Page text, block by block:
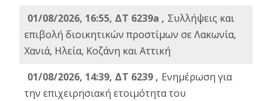
01/08/2026, 16:55, ΔΤ 6239a , Συλλήψεις και
επιβολή διοικητικών προστίμων σε Λακωνία,
Χανιά, Ηλεία, Κοζάνη και Αττική
01/08/2026, 14:39, ΔΤ 6239 , Ενημέρωση για
την επιχειρησιακή ετοιμότητα του